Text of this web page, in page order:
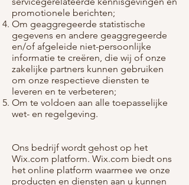
promotionele berichten;
Om geaggregeerde statistische
gegevens en andere geaggregeerde
en/of afgeleide niet-persoonlijke
informatie te creëren, die wij of onze
zakelijke partners kunnen gebruiken
om onze respectieve diensten te
leveren en te verbeteren;
Om te voldoen aan alle toepasselijke
wet- en regelgeving.
Ons bedrijf wordt gehost op het
Wix.com platform. Wix.com biedt ons
het online platform waarmee we onze
producten en diensten aan u kunnen